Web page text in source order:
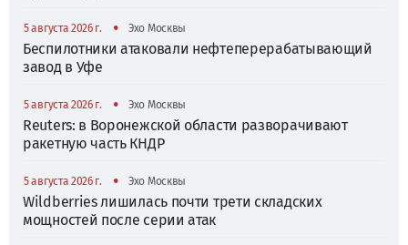
5 августа 2026 г. • Эхо Москвы
Беспилотники атаковали нефтеперерабатывающий
завод в Уфе
5 августа 2026 г. • Эхо Москвы
Reuters: в Воронежской области разворачивают
ракетную часть КНДР
5 августа 2026 г. • Эхо Москвы
Wildberries лишилась почти трети складских
мощностей после серии атак